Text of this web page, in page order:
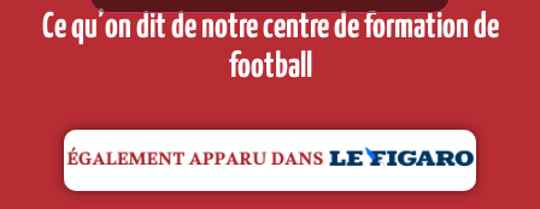
Ce qu’on dit de notre centre de formation de
football